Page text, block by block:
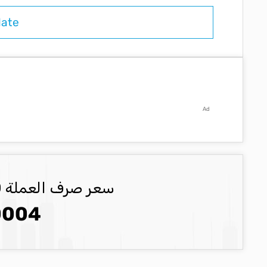
Ad
سعر صرف العملة USD العملة المحدثة